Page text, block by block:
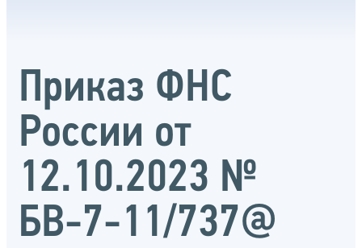
Приказ ФНС
России от
12.10.2023 №
БВ-7-11/737@